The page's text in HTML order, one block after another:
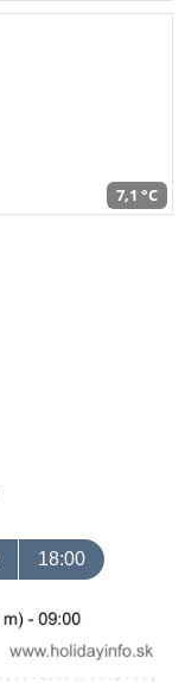
7,1 °C
18:00